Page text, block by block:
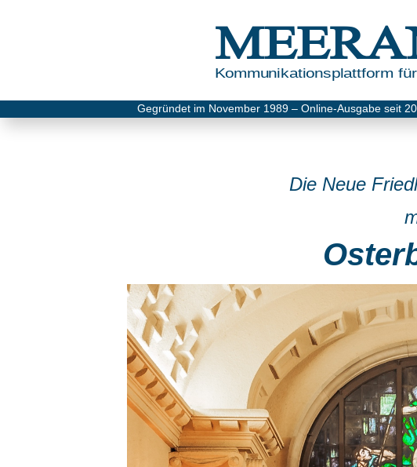
Kommunikationsplattform
Gegründet im November 1989 – Online-Ausgabe seit
Die Neue